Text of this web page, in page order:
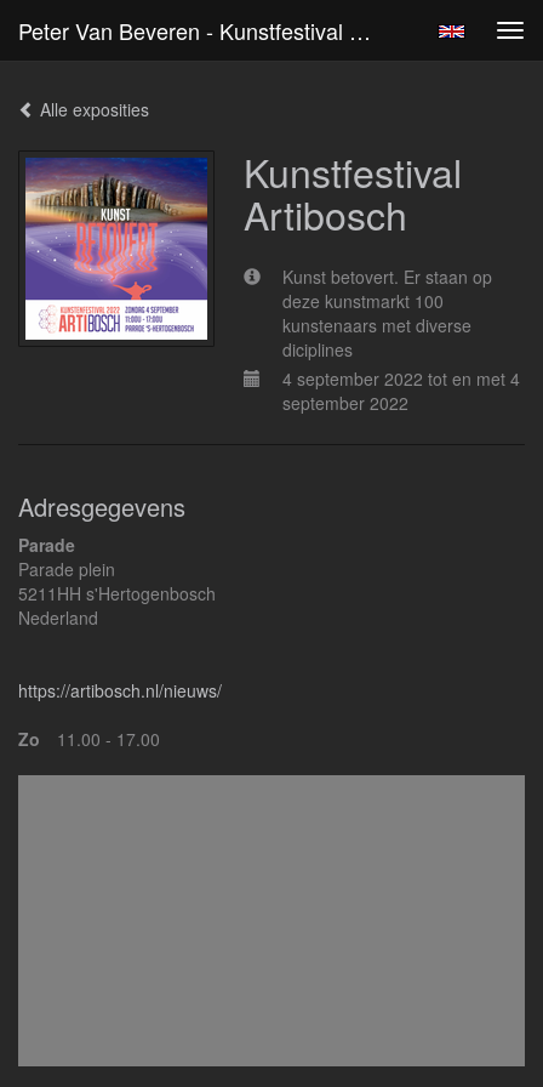
Peter Van Beveren - Kunstfestival Artibosch
Alle exposities
Kunstfestival
Artibosch
Kunst betovert. Er staan op
deze kunstmarkt 100
kunstenaars met diverse
diciplines
4 september 2022 tot en met 4
september 2022
Adresgegevens
Parade
Parade plein
5211HH s'Hertogenbosch
Nederland
https://artibosch.nl/nieuws/
Zo
11.00 - 17.00